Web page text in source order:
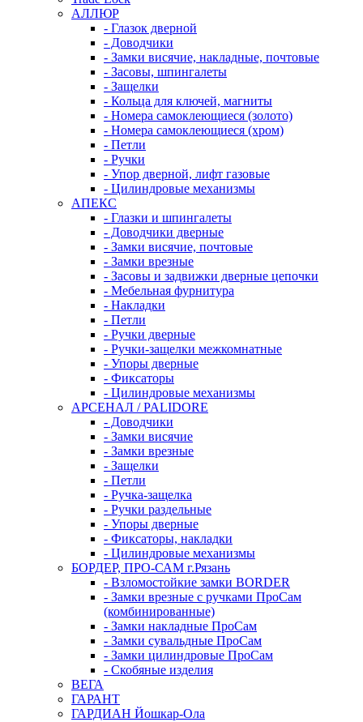
АЛЛЮР
- Глазок дверной
- Доводчики
- Замки висячие, накладные, почтовые
- Засовы, шпингалеты
- Защелки
- Кольца для ключей, магниты
- Номера самоклеющиеся (золото)
- Номера самоклеющиеся (хром)
- Петли
- Ручки
- Упор дверной, лифт газовые
- Цилиндровые механизмы
АПЕКС
- Глазки и шпингалеты
- Доводчики дверные
- Замки висячие, почтовые
- Замки врезные
- Засовы и задвижки дверные цепочки
- Мебельная фурнитура
- Накладки
- Петли
- Ручки дверные
- Ручки-защелки межкомнатные
- Упоры дверные
- Фиксаторы
- Цилиндровые механизмы
АРСЕНАЛ / PALIDORE
- Доводчики
- Замки висячие
- Замки врезные
- Защелки
- Петли
- Ручка-защелка
- Ручки раздельные
- Упоры дверные
- Фиксаторы, накладки
- Цилиндровые механизмы
БОРДЕР, ПРО-САМ г.Рязань
- Взломостойкие замки BORDER
- Замки врезные с ручками ПроСам
(комбинированные)
- Замки накладные ПроСам
- Замки сувальдные ПроСам
- Замки цилиндровые ПроСам
- Скобяные изделия
ВЕГА
ГАРАНТ
ГАРДИАН Йошкар-Ола